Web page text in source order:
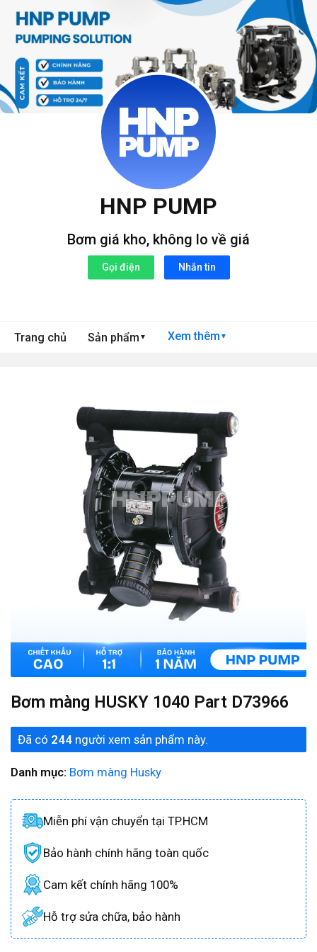
qua
dung
HNP PUMP
Bơm giá kho, không lo về giá
Gọi điện Nhắn tin
Trang chủ Sản phẩm ▼ Xem thêm ▼
Bơm màng HUSKY 1040 Part D73966
Đã có 244 người xem sản phẩm này.
Danh mục: Bơm màng Husky
Miễn phí vận chuyển tại TP.HCM
Bảo hành chính hãng toàn quốc
Cam kết chính hãng 100%
Hỗ trợ sửa chữa, bảo hành